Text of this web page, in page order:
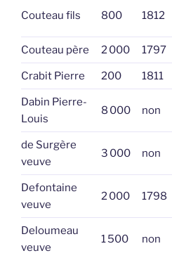
Couteau fils 800 1812
Couteau père 2 000 1797
Crabit Pierre 200 1811
Dabin Pierre-
Louis
8 000 non
de Surgère
veuve
3 000 non
Defontaine
veuve
2 000 1798
Deloumeau
veuve
1 500 non